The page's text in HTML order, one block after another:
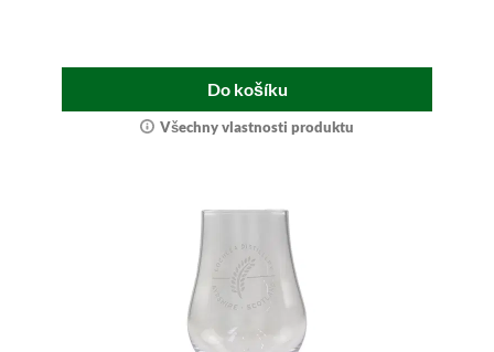
Do košíku
Všechny vlastnosti produktu